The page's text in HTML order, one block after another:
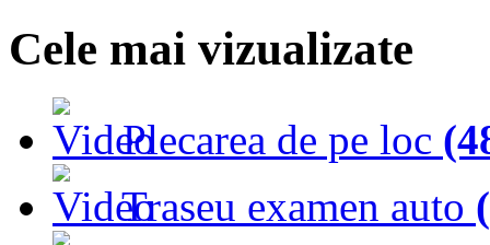
Cele mai vizualizate
Plecarea de pe loc
Traseu examen auto